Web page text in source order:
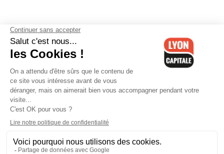
Contactez-nous-Mentions légales-CGV-Politique de